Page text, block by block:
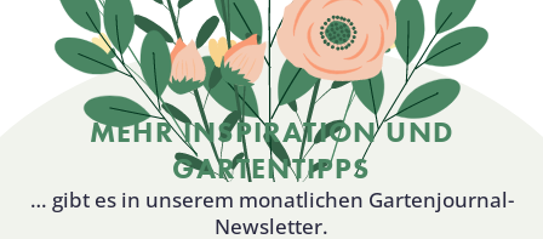
MEHR INSPIRATION UND
GARTENTIPPS
… gibt es in unserem monatlichen Gartenjournal-
Newsletter.